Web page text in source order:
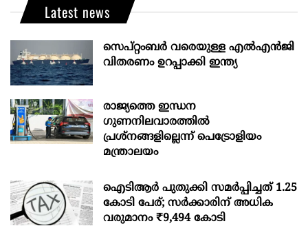
Latest news
സെപ്റ്റംബർ വരെയുള്ള എൽഎൻജി
വിതരണം ഉറപ്പാക്കി ഇന്ത്യ
രാജ്യത്തെ ഇന്ധന
ഗുണനിലവാരത്തില്‍
പ്രശ്‌നങ്ങളില്ലെന്ന് പെട്രോളിയം
മന്ത്രാലയം
ഐടിആര്‍ പുതുക്കി സമർപ്പിച്ചത് 1.25
കോടി പേര്; സർക്കാരിന് അധിക
വരുമാനം ₹9,494 കോടി